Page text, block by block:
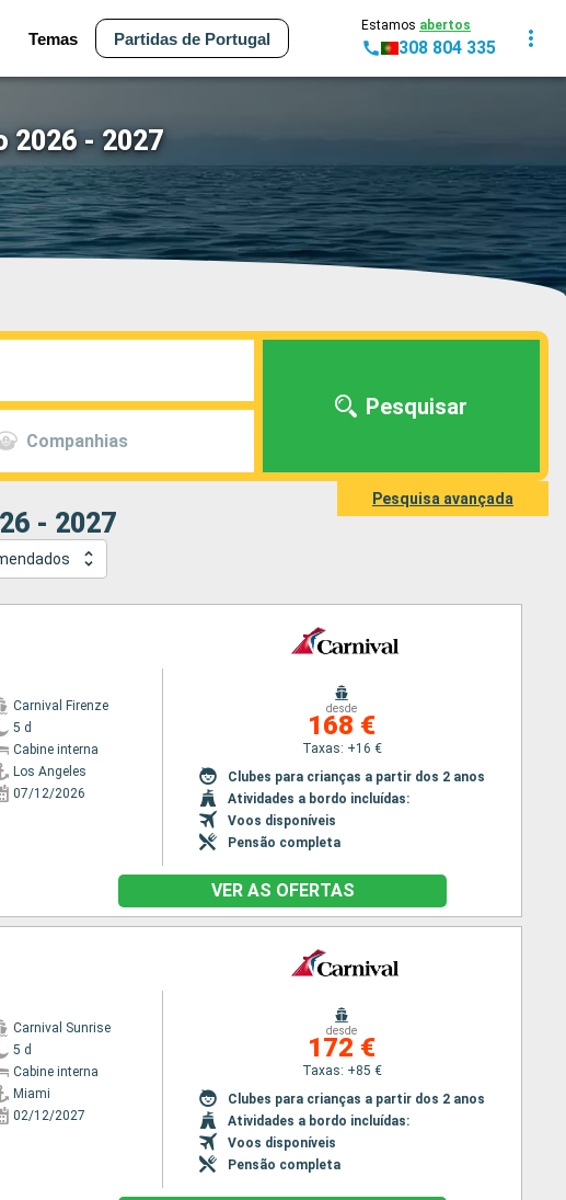
Temas Partidas de Portugal
Estamos abertos
308 804 335
2026 - 2027
Companhias
Pesquisar
Pesquisa avançada
- 2027
Carnival Firenze
5 d
Cabine interna
Los Angeles
07/12/2026
desde
168 €
Taxas: +16 €
Clubes para crianças a partir dos 2 anos
Atividades a bordo incluídas:
Voos disponíveis
Pensão completa
VER AS OFERTAS
Carnival Sunrise
5 d
Cabine interna
Miami
02/12/2027
desde
172 €
Taxas: +85 €
Clubes para crianças a partir dos 2 anos
Atividades a bordo incluídas:
Voos disponíveis
Pensão completa